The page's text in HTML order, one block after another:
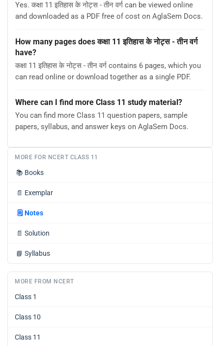
Yes. कक्षा 11 इतिहास के नोट्स - तीन वर्ग can be viewed online
and downloaded as a PDF free of cost on AglaSem Docs.
How many pages does कक्षा 11 इतिहास के नोट्स - तीन वर्ग
have?
कक्षा 11 इतिहास के नोट्स - तीन वर्ग contains 6 pages, which you
can read online or download together as a single PDF.
Where can I find more Class 11 study material?
You can find more Class 11 question papers, sample
papers, syllabus, and answer keys on AglaSem Docs.
MORE FOR NCERT CLASS 11
📚 Books
📄 Exemplar
🗒️ Notes
📄 Solution
📘 Syllabus
MORE FROM NCERT
Class 1
Class 10
Class 11